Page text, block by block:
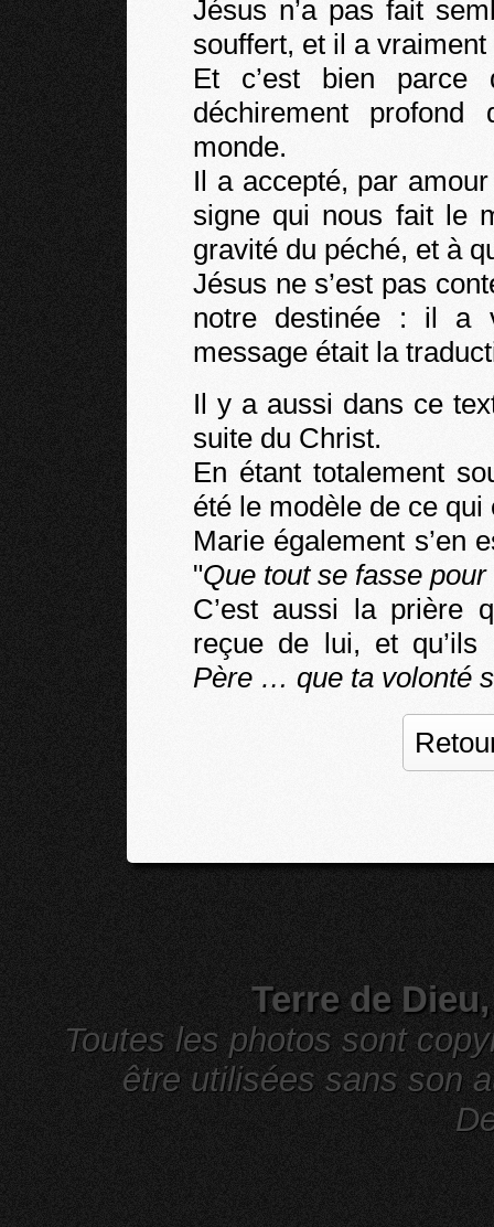
Jésus n’a pas fait
souffert, et il a vraiment
Et c’est bien parce
déchirement
monde.
Il a accepté, par
signe qui nous fait le
gravité du péché, et à
Jésus ne s’est pas
notre destinée : il a
message était la
Il y a aussi dans ce
suite du Christ.
En étant totalement
été le modèle de ce
Marie également s’en
"Que tout se fasse
C’est aussi la prière
reçue de lui, et
Père … que ta volonté
Terre de
Toutes les photos sont
être utilisées sans son